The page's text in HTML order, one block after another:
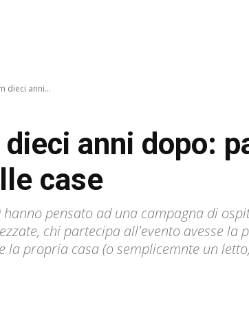
dieci anni...
anni dopo:
case
pensato ad una campagna di
chi partecipa all'evento avesse
la propria casa (o semplicemnte un